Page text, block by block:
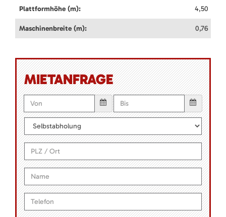
Plattformhöhe (m): 4,50
Maschinenbreite (m): 0,76
MIETANFRAGE